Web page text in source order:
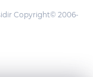
Copyright© 2006-